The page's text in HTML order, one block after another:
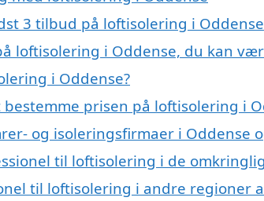
3 tilbud på loftisolering i Oddense
loftisolering i Oddense, du kan
i Oddense?
prisen på loftisolering i
og isoleringsfirmaer i Oddense
til loftisolering i de
til loftisolering i andre regioner